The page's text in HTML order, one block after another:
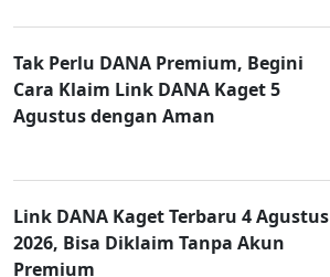
Tak Perlu DANA Premium, Begini
Cara Klaim Link DANA Kaget 5
Agustus dengan Aman
Link DANA Kaget Terbaru 4 Agustus
2026, Bisa Diklaim Tanpa Akun
Premium